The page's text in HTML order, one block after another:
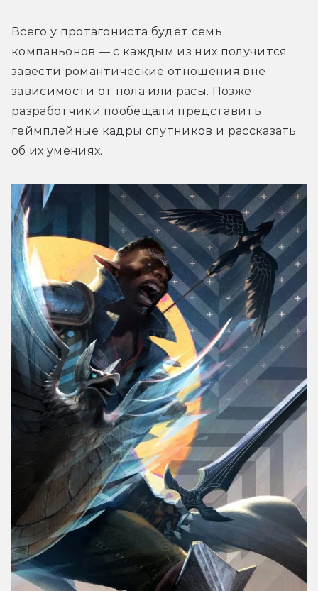
Всего у протагониста будет семь
компаньонов — с каждым из них получится
завести романтические отношения вне
зависимости от пола или расы. Позже
разработчики пообещали представить
геймплейные кадры спутников и рассказать
об их умениях.